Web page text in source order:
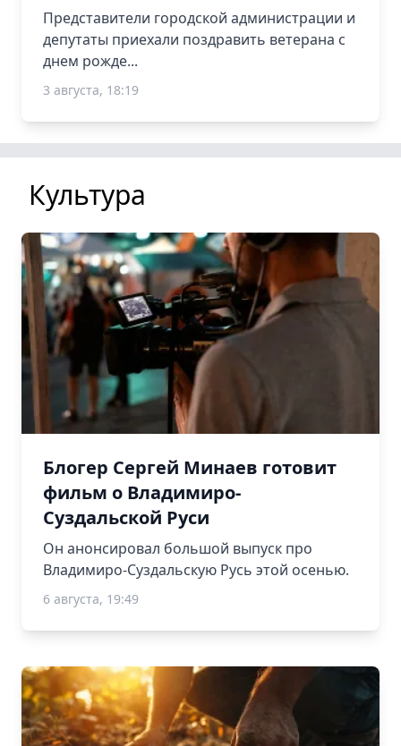
Представители городской администрации и
депутаты приехали поздравить ветерана с
днем рожде...
3 августа, 18:19
Культура
Блогер Сергей Минаев готовит
фильм о Владимиро-
Суздальской Руси
Он анонсировал большой выпуск про
Владимиро-Суздальскую Русь этой осенью.
6 августа, 19:49